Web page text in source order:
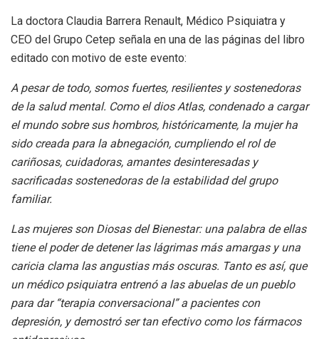
La doctora Claudia Barrera Renault, Médico Psiquiatra y
CEO del Grupo Cetep señala en una de las páginas del libro
editado con motivo de este evento:
A pesar de todo, somos fuertes, resilientes y sostenedoras
de la salud mental. Como el dios Atlas, condenado a cargar
el mundo sobre sus hombros, históricamente, la mujer ha
sido creada para la abnegación, cumpliendo el rol de
cariñosas, cuidadoras, amantes desinteresadas y
sacrificadas sostenedoras de la estabilidad del grupo
familiar.
Las mujeres son Diosas del Bienestar: una palabra de ellas
tiene el poder de detener las lágrimas más amargas y una
caricia clama las angustias más oscuras. Tanto es así, que
un médico psiquiatra entrenó a las abuelas de un pueblo
para dar “terapia conversacional” a pacientes con
depresión, y demostró ser tan efectivo como los fármacos